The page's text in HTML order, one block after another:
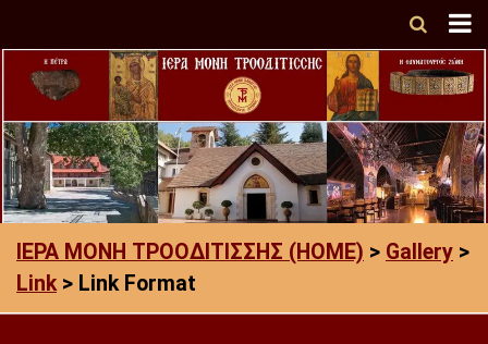
ΙΕΡΑ ΜΟΝΗ ΤΡΟΟΔΙΤΙΣΣΗΣ (HOME) > Gallery >
Link> Link Format